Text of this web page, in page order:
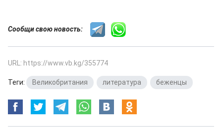
Сообщи свою новость:
URL: https://www.vb.kg/355774
Теги: Великобритания литература беженцы